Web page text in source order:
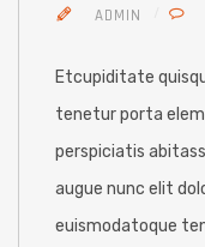
ADMIN
Etcupiditate
tenetur porta
perspiciatis
augue nunc elit
euismodatoque